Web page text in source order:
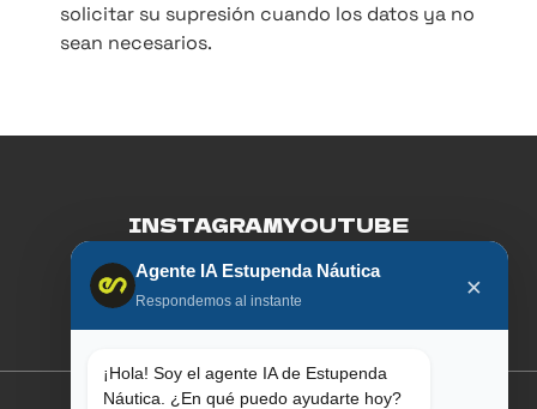
solicitar su supresión cuando los datos ya no
sean necesarios.
INSTAGRAMYOUTUBE
FACEBOOKLINKEDIN
Agente IA Estupenda Náutica
Respondemos al instante ×
¡Hola! Soy el agente IA de Estupenda
Náutica. ¿En qué puedo ayudarte hoy?